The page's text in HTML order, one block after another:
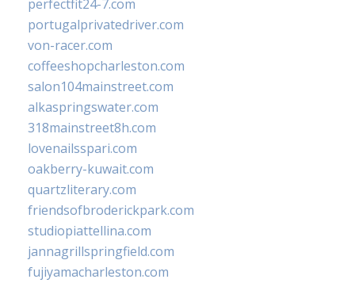
perfectfit24-7.com
portugalprivatedriver.com
von-racer.com
coffeeshopcharleston.com
salon104mainstreet.com
alkaspringswater.com
318mainstreet8h.com
lovenailsspari.com
oakberry-kuwait.com
quartzliterary.com
friendsofbroderickpark.com
studiopiattellina.com
jannagrillspringfield.com
fujiyamacharleston.com